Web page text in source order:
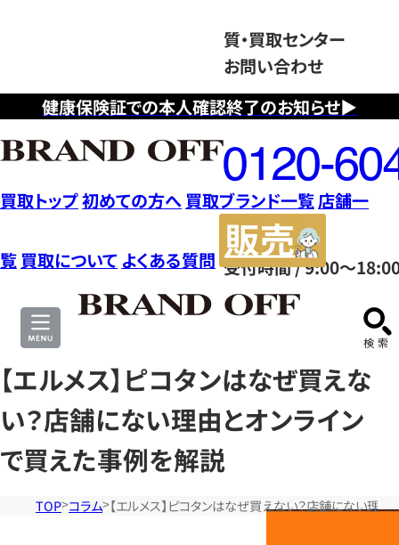
健康保険証での本人確認終了のお知らせ▶
質・買取センター
お問い合わせ
フ
リ
ー
ダ
イ
ヤ
ル
0120604117
受付時間 / 9:00～
買取トップ初めての方へ 買取ブランド一覧店舗一
覧 買取について よくある質問
サ
【エルメス】ピコタンはなぜ買えな
い？店舗にない理由とオンライン
で買えた事例を解説
TOP コラム 【エルメス】ピコタンはなぜ買えない？店舗にない理